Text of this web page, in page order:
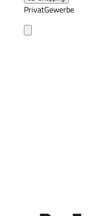
PrivatGewerbe